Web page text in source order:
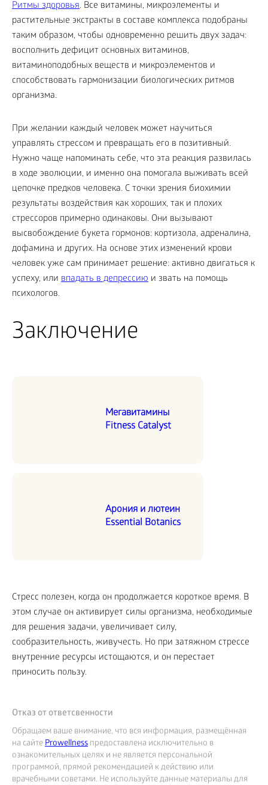
Ритмы здоровья. Все витамины, микроэлементы и
растительные экстракты в составе комплекса подобраны
таким образом, чтобы одновременно решить двух задач:
восполнить дефицит основных витаминов,
витаминоподобных веществ и микроэлементов и
способствовать гармонизации биологических ритмов
организма.
При желании каждый человек может научиться
управлять стрессом и превращать его в позитивный.
Нужно чаще напоминать себе, что эта реакция развилась
в ходе эволюции, и именно она помогала выживать всей
цепочке предков человека. С точки зрения биохимии
результаты воздействия как хороших, так и плохих
стрессоров примерно одинаковы. Они вызывают
высвобождение букета гормонов: кортизола, адреналина,
дофамина и других. На основе этих изменений крови
человек уже сам принимает решение: активно двигаться к
успеху, или впадать в депрессию и звать на помощь
психологов.
Заключение
Мегавитамины
Fitness Catalyst
Арония и лютеин
Essential Botanics
Стресс полезен, когда он продолжается короткое время. В
этом случае он активирует силы организма, необходимые
для решения задачи, увеличивает силу,
сообразительность, живучесть. Но при затяжном стрессе
внутренние ресурсы истощаются, и он перестает
приносить пользу.
Отказ от ответсвенности
Обращаем ваше внимание, что вся информация, размещённая
на сайтеProwellness предоставлена исключительно в
ознакомительных целях и не является персональной
программой, прямой рекомендацией к действию или
врачебными советами. Не используйте данные материалы для